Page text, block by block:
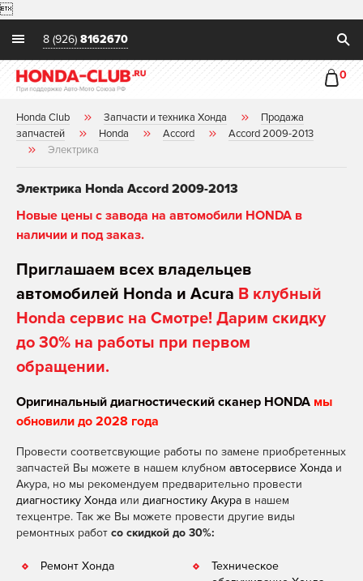

8 (926) 8162670
0
Honda Club Запчасти и техника Хонда
Продажа
запчастей
Honda Accord
Accord 2009-2013
Электрика
Электрика Honda Accord 2009-2013
Новые цены с завода на автомобили HONDA в
наличии и под заказ.
Приглашаем всех владельцев
автомобилей Honda и Acura В клубный
Honda сервис на Смотре! Дарим скидку
до 30% на работы при первом
обращении.
Оригинальный диагностический сканер HONDA мы
обновили до 2028 года
Провести соответсвующие работы по замене приобретенных
запчастей Вы можете в нашем клубном автосервисе Хонда и
Акура, но мы рекомендуем предварительно провести
диагностику Хонда или диагностику Акура в нашем
техцентре. Так же Вы можете провести другие виды
ремонтных работ со скидкой до 30%:
Ремонт Хонда
Техническое